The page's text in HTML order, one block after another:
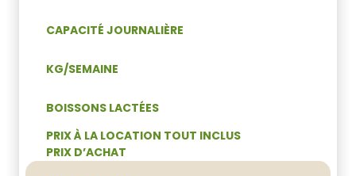
CAPACITÉ JOURNALIÈRE
KG/SEMAINE
BOISSONS LACTÉES
PRIX À LA LOCATION TOUT INCLUS
PRIX D’ACHAT